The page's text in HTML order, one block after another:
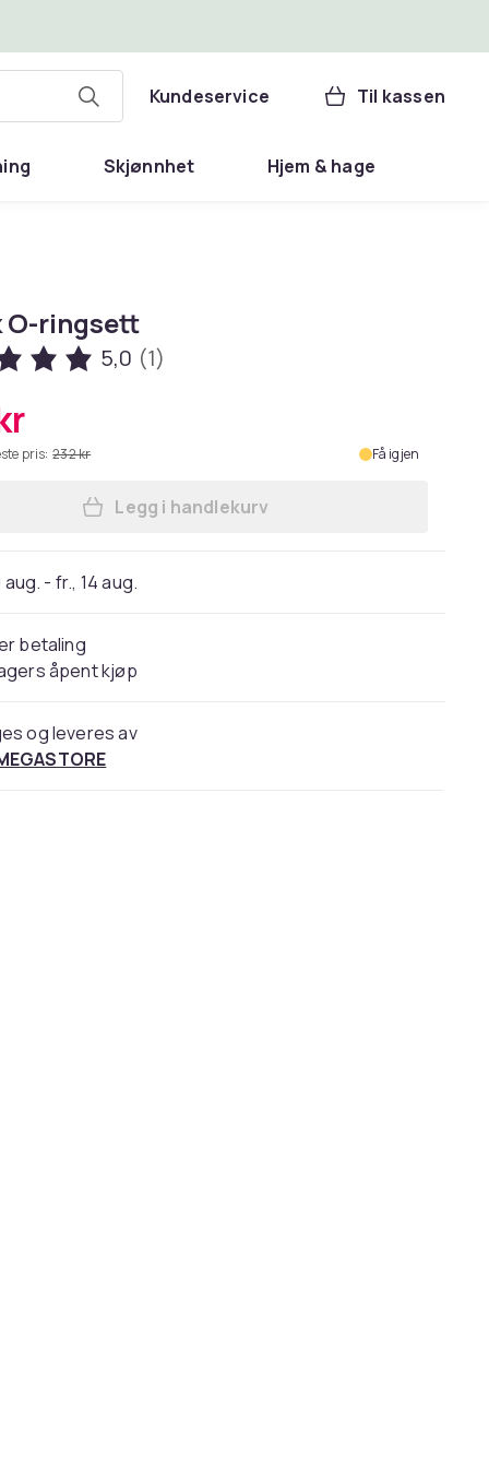
Kundeservice Til kassen
Skjønnhet Hjem & hage
O-ringsett
5,0 (1)
pris: 232 kr Få igjen
Legg Nilfisk O-ringsett i
Legg i handlekurv
aug. - fr., 14 aug.
betaling
åpent kjøp
og leveres av